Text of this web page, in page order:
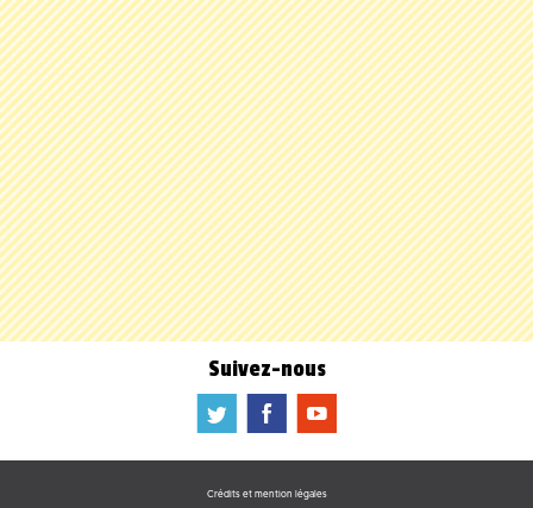
Suivez-nous
a b f
Crédits et mention légales